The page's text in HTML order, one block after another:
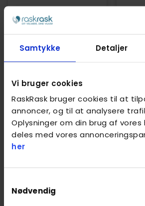
Samtykke Detaljer
Vi bruger cookies
RaskRask bruger cookies til at
annoncer, og til at analysere
Oplysninger om din brug af vores
deles med vores
her
Nødvendig
ALEX K
(18 anmeldelser)